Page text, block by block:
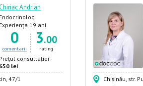
Andrian
Endocrinolog
Experiența 19 ani
0
comentarii
3.00
rating
Prețul consultației -
650 lei
47/1
Chișinău, str.